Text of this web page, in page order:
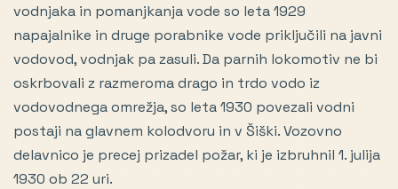
vodnjaka in pomanjkanja vode so leta 1929
napajalnike in druge porabnike vode priključili na javni
vodovod, vodnjak pa zasuli. Da parnih lokomotiv ne bi
oskrbovali z razmeroma drago in trdo vodo iz
vodovodnega omrežja, so leta 1930 povezali vodni
postaji na glavnem kolodvoru in v Šiški. Vozovno
delavnico je precej prizadel požar, ki je izbruhnil 1. julija
1930 ob 22 uri.